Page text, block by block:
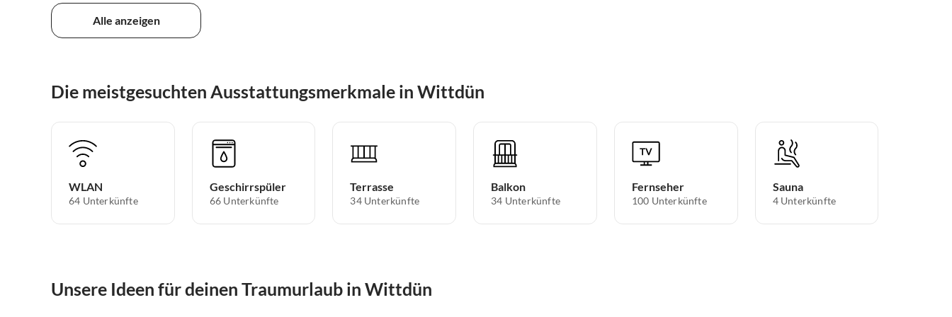
Alle anzeigen
Die meistgesuchten Ausstattungsmerkmale in Wittdün
WLAN
64 Unterkünfte
Geschirrspüler
66 Unterkünfte
Terrasse
34 Unterkünfte
Balkon
34 Unterkünfte
Fernseher
100 Unterkünfte
Sauna
4 Unterkünfte
Unsere Ideen für deinen Traumurlaub in Wittdün